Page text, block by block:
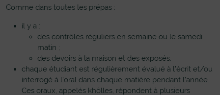
Comme dans toutes les prépas :
il y a :
des contrôles réguliers en semaine ou le samedi
matin ;
des devoirs à la maison et des exposés.
chaque étudiant est régulièrement évalué à l’écrit et/ou
interrogé à l’oral dans chaque matière pendant l’année.
Ces oraux, appelés khôlles, répondent à plusieurs